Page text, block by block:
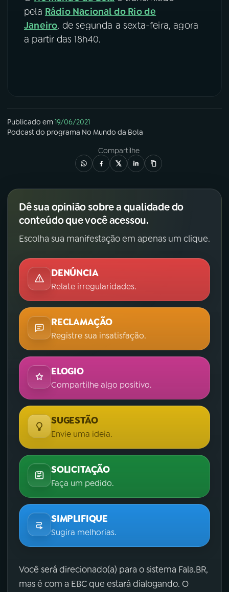
pela Rádio Nacional do Rio de
Janeiro, de segunda a sexta-feira, agora
a partir das 18h40.
Publicado em19/06/2021
Podcastdo programa No Mundo da Bola
Compartilhe
Dê sua opinião sobre a qualidade do
conteúdo que você acessou.
Escolha sua manifestação em apenas um clique.
DENÚNCIA
Relate irregularidades.
RECLAMAÇÃO
Registre sua insatisfação.
ELOGIO
Compartilhe algo positivo.
SUGESTÃO
Envie uma ideia.
SOLICITAÇÃO
Faça um pedido.
SIMPLIFIQUE
Sugira melhorias.
Você será direcionado(a) para o sistema Fala.BR,
mas é com a EBC que estará dialogando. O